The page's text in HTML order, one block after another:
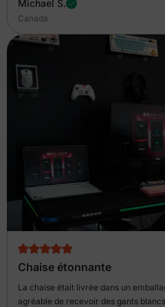
Michael S.
Canada
Chaise étonnante
La chaise était livrée dans un
agréable de recevoir des gants